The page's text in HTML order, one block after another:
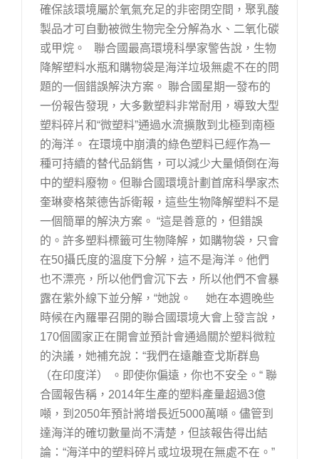
確保該環境屬於氧氣充足的非密閉空間，聚乳酸
製品才可自動被微生物完全分解為水、二氧化碳
或甲烷。 聯合國最高環境科學家警告說，生物
降解塑料水瓶和購物袋是海洋垃圾無處不在的問
題的一個錯誤解決方案。 聯合國星期一發布的
一份報告發現，大多數塑料非常耐用，導致大型
塑料碎片和“微塑料”通過水流擴散到北極到南極
的海洋。 在環境中崩潰的綠色塑料已經作為一
種可持續的替代品銷售，可以減少大量傾倒在海
中的塑料廢物。但聯合國環境計劃首席科學家杰
奎琳麥格萊德告訴衛報，這些生物降解塑料不是
一個簡單的解決方案。 “這是善意的，但錯誤
的。許多塑料標籤可生物降解，如購物袋，只會
在50攝氏度的溫度下分解，這不是海洋。他們
也不漂亮，所以他們會沉下去，所以他們不會暴
露在紫外線下並分解，“她說。 她在本週晚些
時候在內羅畢召開的聯合國環境大會上發言說，
170個國家正在開會並預計會通過關於塑料微粒
的決議，她補充說：“我們在遠離查戈斯群島
（在印度洋） 。即使你偏遠，你也不安全。“ 聯
合國報告稱，2014年生產的塑料產量超過3億
噸，到2050年預計將增長近5000萬噸。儘管到
達海洋的確切數量尚不清楚，但該報告得出結
論：“海洋中的塑料碎片或垃圾現在無處不在。”